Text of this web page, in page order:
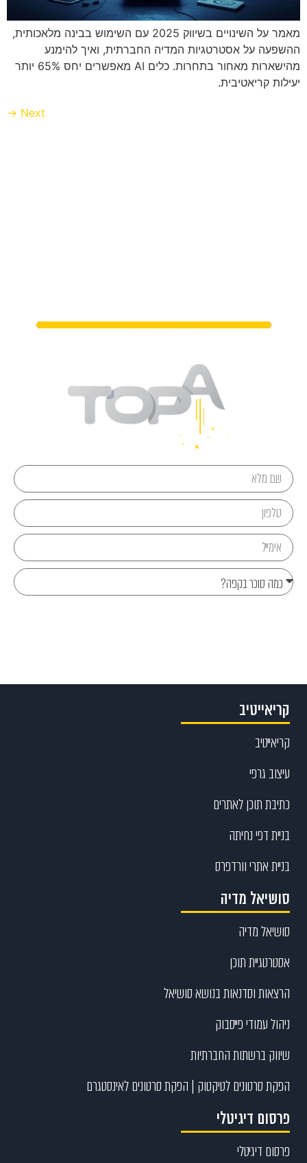
מאמר על השינויים בשיווק 2025 עם השימוש בבינה מלאכותית,
ההשפעה על אסטרטגיות המדיה החברתית, ואיך להימנע
מהישארות מאחור בתחרות. כלים AI מאפשרים יחס 65% יותר
יעילות קריאטיבית.
Next
→
קריאייטיב
קריאייטיב
עיצוב גרפי
כתיבת תוכן לאתרים
בניית דפי נחיתה
בניית אתרי וורדפרס
סושיאל מדיה
סושיאל מדיה
אסטרטגיית תוכן
הרצאות וסדנאות בנושא סושיאל
ניהול עמודי פייסבוק
שיווק ברשתות החברתיות
הפקת סרטונים לטיקטוק | הפקת סרטונים לאינסטגרם
פרסום דיגיטלי
פרסום דיגיטלי